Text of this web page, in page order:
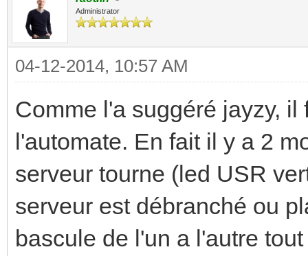
Administrator
04-12-2014, 10:57 AM
Comme l'a suggéré jayzy,
l'automate. En fait il y a 2
serveur tourne (led USR
serveur est débranché ou
bascule de l'un a l'autre